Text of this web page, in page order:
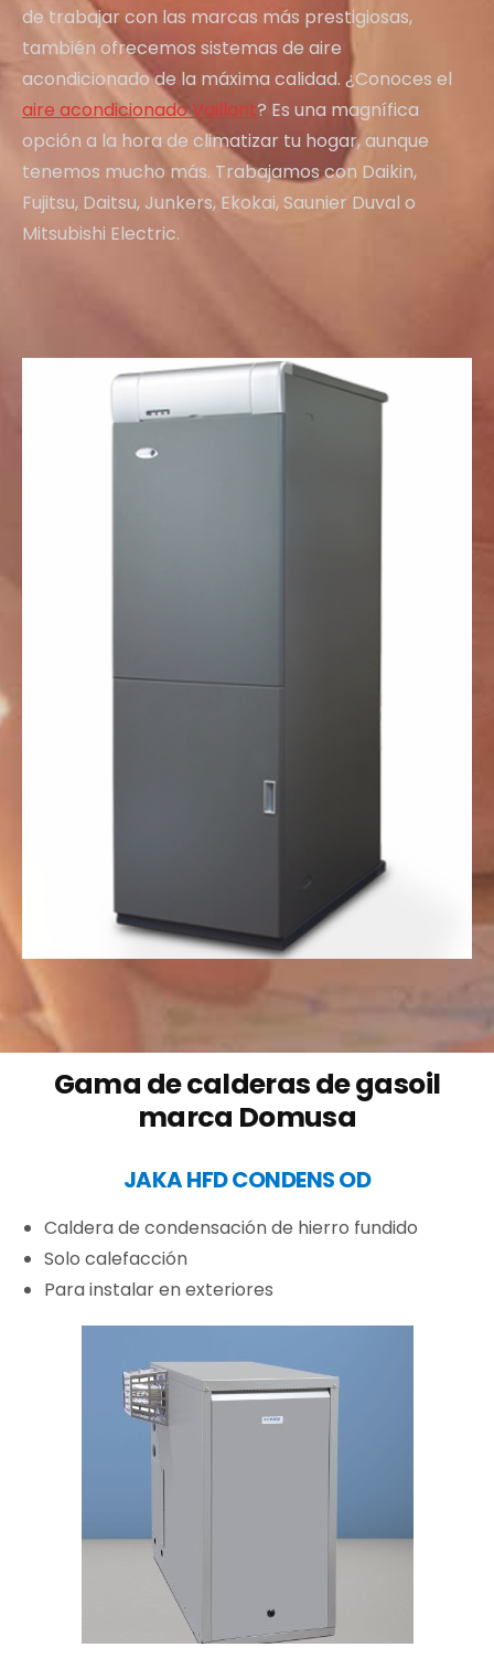
de trabajar con las marcas más prestigiosas,
también ofrecemos sistemas de aire
acondicionado de la máxima calidad. ¿Conoces el
aire acondicionado Vaillant? Es una magnífica
opción a la hora de climatizar tu hogar, aunque
tenemos mucho más. Trabajamos con Daikin,
Fujitsu, Daitsu, Junkers, Ekokai, Saunier Duval o
Mitsubishi Electric.
Gama de calderas de gasoil
marca Domusa
JAKA HFD CONDENS OD
Caldera de condensación de hierro fundido
Solo calefacción
Para instalar en exteriores